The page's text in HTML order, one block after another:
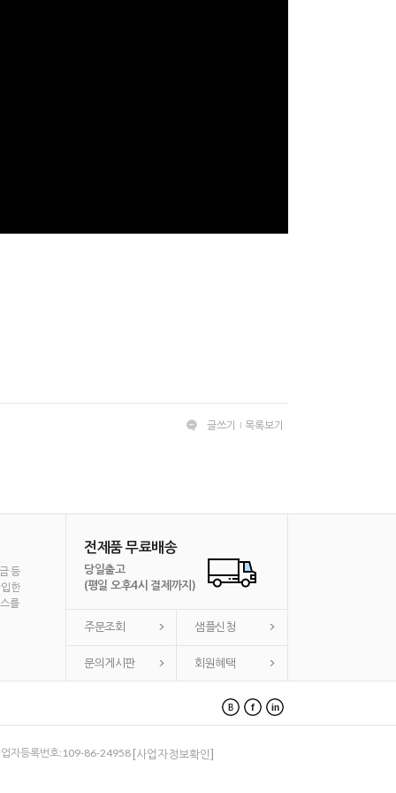
글쓰기 목록보기
등
한
를
전제품 무료배송
당일출고
(평일 오후4시 결제까지)
주문조회 샘플신청
문의게시판 회원혜택
자등록번호:109-86-24958 [사업자정보확인]